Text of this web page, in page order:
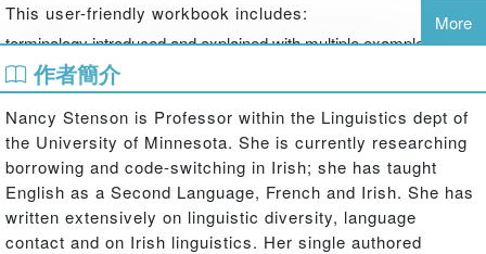
This user-friendly workbook includes:
terminology introduced and explained with multiple examples
exercises in the grammatical forms introduced in the text
translation exercises
an exercise key.
More
作者簡介
Nancy Stenson is Professor within the Linguistics dept of
the University of Minnesota. She is currently researching
borrowing and code-switching in Irish; she has taught
English as a Second Language, French and Irish. She has
written extensively on linguistic diversity, language
contact and on Irish linguistics. Her single authored